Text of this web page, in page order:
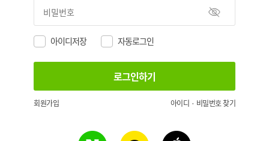
아이디저장 자동로그인
회원가입 아이디 · 비밀번호 찾기